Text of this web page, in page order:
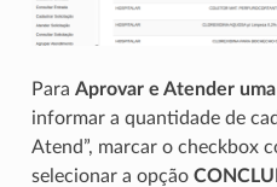
Para Aprovar e Atender
informar a quantidade de
Atend”, marcar o checkbox
selecionar a opção